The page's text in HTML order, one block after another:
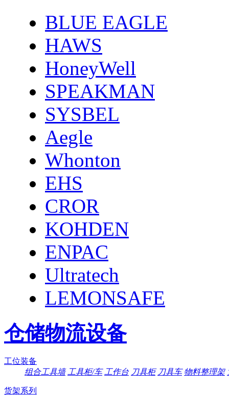
BLUE EAGLE
HAWS
HoneyWell
SPEAKMAN
SYSBEL
Aegle
Whonton
EHS
CROR
KOHDEN
ENPAC
Ultratech
LEMONSAFE
仓储物流设备
工位装备
组合工具墙 工具柜/车 工作台 刀具柜 刀具车 物料整理架
货架系列